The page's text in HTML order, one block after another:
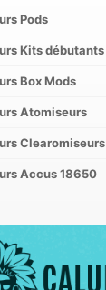
Pods
Kits débutants
Box Mods
Atomiseurs
Clearomiseurs
Accus 18650